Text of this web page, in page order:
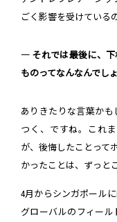
ごく影響を受けている
― それでは最後に、下
ものってなんなんでし
ありきたりな言葉か
つく、ですね。これ
が、後悔したことって
かったことは、ずっと
4月からシンガポール
グローバルのフィー